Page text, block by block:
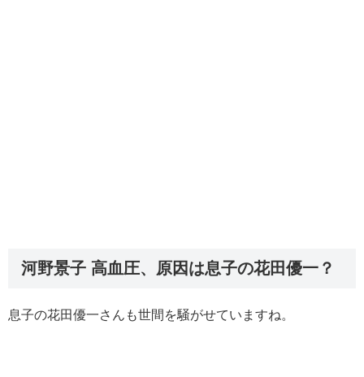
河野景子 高血圧、原因は息子の花田優一？
息子の花田優一さんも世間を騒がせていますね。